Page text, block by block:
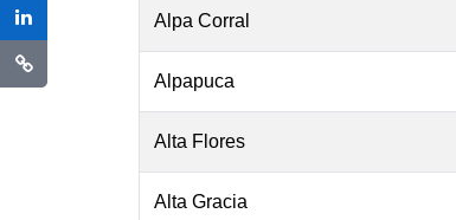
Alpa Corral
Alpapuca
Alta Flores
Alta Gracia